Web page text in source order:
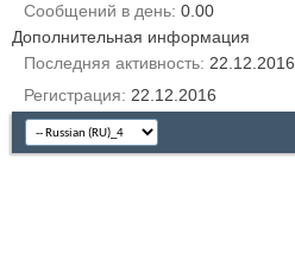
Сообщений в день 0.00
Дополнительная информация
Последняя активность 22.12.2016
Регистрация 22.12.2016